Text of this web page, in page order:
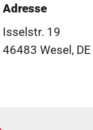
Adresse
Isselstr. 19
46483 Wesel, DE